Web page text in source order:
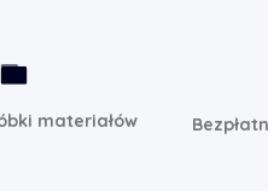
materiałów